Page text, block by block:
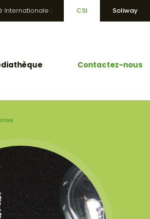
Internationale : CSI Soliway
Contactez-nous